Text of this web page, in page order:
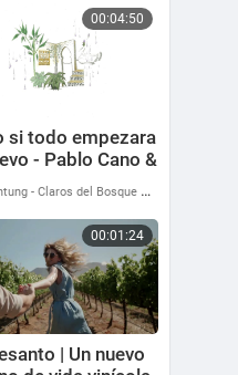
00:04:50
si todo empezara
- Pablo Cano &
- Claros del Bosque |
00:01:24
| Un nuevo